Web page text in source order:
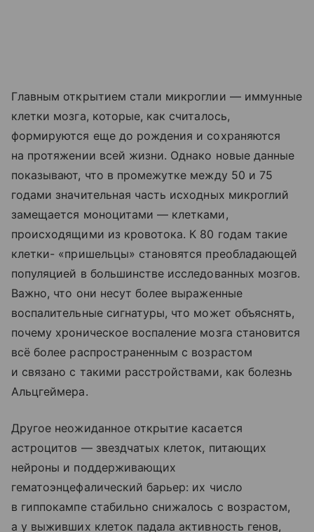
Главным открытием стали микроглии — иммунные
клетки мозга, которые, как считалось,
формируются еще до рождения и сохраняются
на протяжении всей жизни. Однако новые данные
показывают, что в промежутке между 50 и 75
годами значительная часть исходных микроглий
замещается моноцитами — клетками,
происходящими из кровотока. К 80 годам такие
клетки- «пришельцы» становятся преобладающей
популяцией в большинстве исследованных мозгов.
Важно, что они несут более выраженные
воспалительные сигнатуры, что может объяснять,
почему хроническое воспаление мозга становится
всё более распространенным с возрастом
и связано с такими расстройствами, как болезнь
Альцгеймера.
Другое неожиданное открытие касается
астроцитов — звездчатых клеток, питающих
нейроны и поддерживающих
гематоэнцефалический барьер: их число
в гиппокампе стабильно снижалось с возрастом,
а у выживших клеток падала активность генов,